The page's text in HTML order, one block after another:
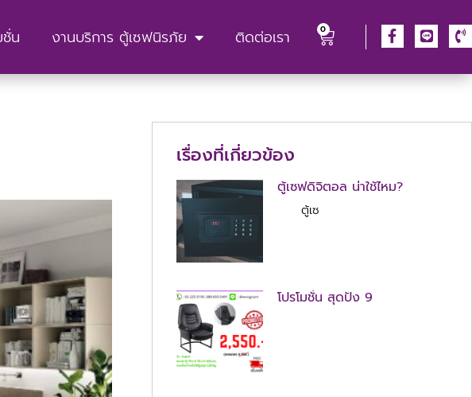
ชั่น งานบริการ ตู้เซฟนิรภัย ติดต่อเรา 0
เรื่องที่เกี่ยวข้อง
ตู้เซฟดิจิตอล น่าใช้ไหม?
ตู้เซ
โปรโมชั่น สุดปัง 9